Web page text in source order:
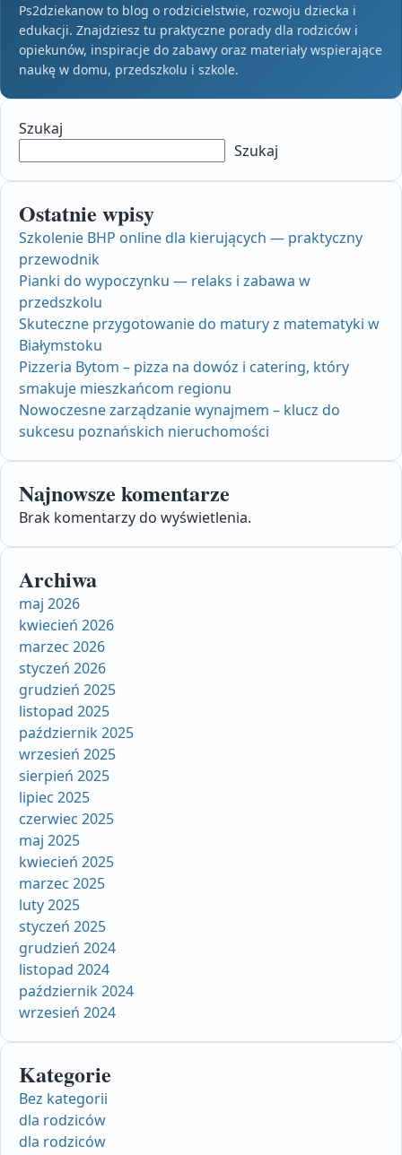
Ps2dziekanow to blog o rodzicielstwie, rozwoju dziecka i
edukacji. Znajdziesz tu praktyczne porady dla rodziców i
opiekunów, inspiracje do zabawy oraz materiały wspierające
naukę w domu, przedszkolu i szkole.
Szukaj
Szukaj
Ostatnie wpisy
Szkolenie BHP online dla kierujących — praktyczny
przewodnik
Pianki do wypoczynku — relaks i zabawa w
przedszkolu
Skuteczne przygotowanie do matury z matematyki w
Białymstoku
Pizzeria Bytom – pizza na dowóz i catering, który
smakuje mieszkańcom regionu
Nowoczesne zarządzanie wynajmem – klucz do
sukcesu poznańskich nieruchomości
Najnowsze komentarze
Brak komentarzy do wyświetlenia.
Archiwa
maj 2026
kwiecień 2026
marzec 2026
styczeń 2026
grudzień 2025
listopad 2025
październik 2025
wrzesień 2025
sierpień 2025
lipiec 2025
czerwiec 2025
maj 2025
kwiecień 2025
marzec 2025
luty 2025
styczeń 2025
grudzień 2024
listopad 2024
październik 2024
wrzesień 2024
Kategorie
Bez kategorii
dla rodziców
dla rodziców